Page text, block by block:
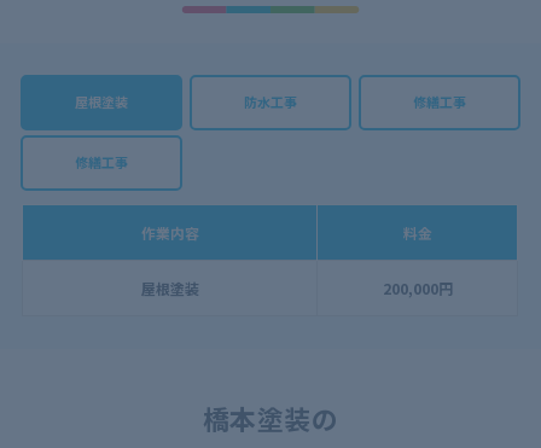
屋根塗装 防水工事 修繕工事
修繕工事
作業内容 料金
屋根塗装 200,000円
橋本塗装の